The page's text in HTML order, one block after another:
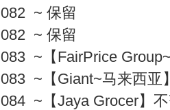
082 ~ 保留
082 ~ 保留
083 ~【FairPrice
083 ~【Giant~马来西亚
084 ~【Jaya Grocer】